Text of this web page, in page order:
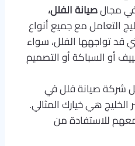
مجالصيانة الفلل،
التعامل مع جميع أنواع
قد تواجهها الفلل، سواء
أو السباكة أو التصميم
شركة صيانة فلل في
هي خيارك المثالي.
للاستفادة من